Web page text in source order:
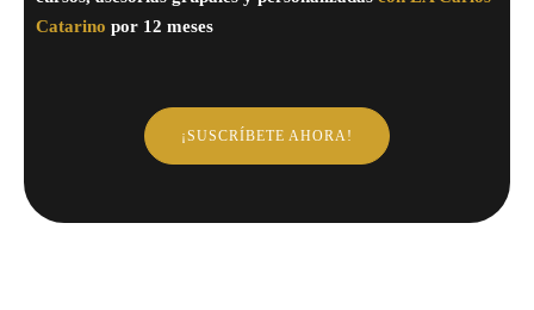
Catarino por 12 meses
¡SUSCRÍBETE AHORA!